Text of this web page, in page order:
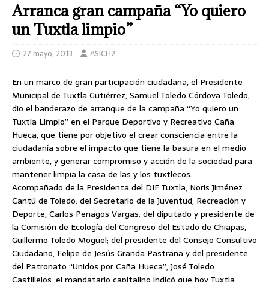
Arranca gran campaña “Yo quiero
un Tuxtla limpio”
27 mayo, 2013 ASICH2
En un marco de gran participación ciudadana, el Presidente
Municipal de Tuxtla Gutiérrez, Samuel Toledo Córdova Toledo,
dio el banderazo de arranque de la campaña “Yo quiero un
Tuxtla Limpio” en el Parque Deportivo y Recreativo Caña
Hueca, que tiene por objetivo el crear consciencia entre la
ciudadanía sobre el impacto que tiene la basura en el medio
ambiente, y generar compromiso y acción de la sociedad para
mantenerlimpia la casa de las y los tuxtlecos.
Acompañado de la Presidenta del DIF Tuxtla, Noris Jiménez
Cantú de Toledo; del Secretario de la Juventud, Recreación y
Deporte, Carlos Penagos Vargas; del diputado y presidente de
la Comisión de Ecología del Congreso del Estado de Chiapas,
Guillermo Toledo Moguel; del presidente del Consejo Consultivo
Ciudadano, Felipe de Jesús Granda Pastrana y del presidente
del Patronato “Unidos por Caña Hueca”, José Toledo